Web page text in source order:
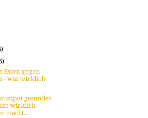
Essen gegen
- was wirklich
supergesundes
wirklich
macht...